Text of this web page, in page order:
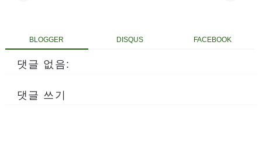
BLOGGER DISQUS FACEBOOK
댓글 없음:
댓글 쓰기